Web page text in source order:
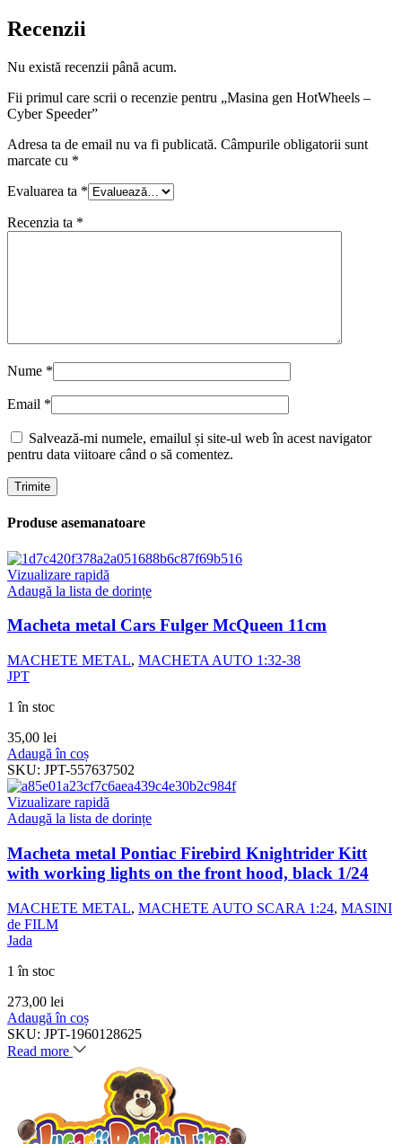
Recenzii
Nu există recenzii până acum.
Fii primul care scrii o recenzie pentru „Masina gen HotWheels –
Cyber Speeder”
Adresa ta de email nu va fi publicată. Câmpurile obligatorii sunt
marcate cu *
Evaluarea ta *
Recenzia ta *
Nume *
Email *
Salvează-mi numele, emailul și site-ul web în acest navigator
pentru data viitoare când o să comentez.
Produse asemanatoare
Vizualizare rapidă
Adaugă la lista de dorințe
Macheta metal Cars Fulger McQueen 11cm
MACHETE METAL, MACHETA AUTO 1:32-38
JPT
1 în stoc
35,00 lei
Adaugă în coș
SKU: JPT-557637502
Vizualizare rapidă
Adaugă la lista de dorințe
Macheta metal Pontiac Firebird Knightrider Kitt
with working lights on the front hood, black 1/24
MACHETE METAL, MACHETE AUTO SCARA 1:24, MASINI
de FILM
Jada
1 în stoc
273,00 lei
Adaugă în coș
SKU: JPT-1960128625
Read more